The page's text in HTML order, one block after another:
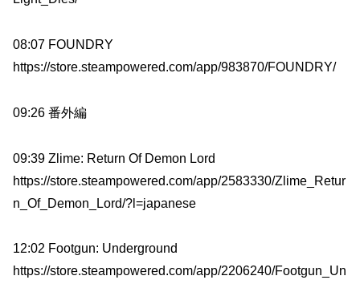
08:07 FOUNDRY
https://store.steampowered.com/app/983870/FOUNDRY/
09:26 番外編
09:39 Zlime: Return Of Demon Lord
https://store.steampowered.com/app/2583330/Zlime_Retur
n_Of_Demon_Lord/?l=japanese
12:02 Footgun: Underground
https://store.steampowered.com/app/2206240/Footgun_Un